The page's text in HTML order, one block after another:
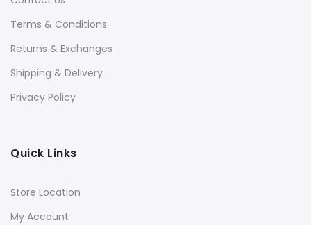
Terms & Conditions
Returns & Exchanges
Shipping & Delivery
Privacy Policy
Quick Links
Store Location
My Account